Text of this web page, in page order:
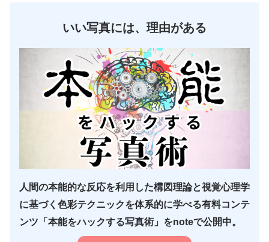
いい写真には、理由がある
人間の本能的な反応を利用した構図理論と視覚心理学
に基づく色彩テクニックを体系的に学べる有料コンテ
ンツ「本能をハックする写真術」をnoteで公開中。